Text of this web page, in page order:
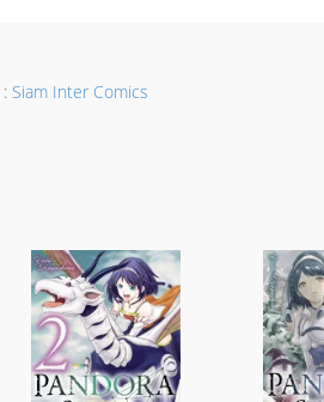
: Siam Inter Comics